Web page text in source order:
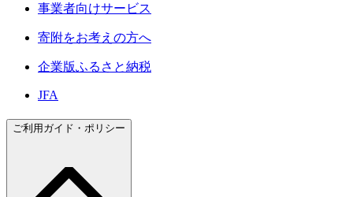
事業者向けサービス
寄附をお考えの方へ
企業版ふるさと納税
JFA
ご利用ガイド・ポリシー